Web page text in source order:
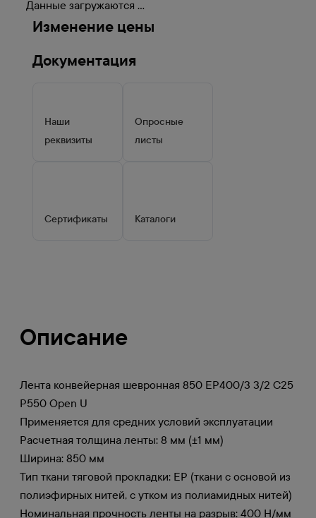
Данные загружаются ...
Изменение цены
Документация
Наши
реквизиты
Опросные
листы
Сертификаты Каталоги
Описание
Лента конвейерная шевронная 850 EP400/3 3/2 C25
P550 Open U
Применяется для средних условий эксплуатации
Расчетная толщина ленты: 8 мм (±1 мм)
Ширина: 850 мм
Тип ткани тяговой прокладки: EP (ткани с основой из
полиэфирных нитей, с утком из полиамидных нитей)
Номинальная прочность ленты на разрыв: 400 Н/мм